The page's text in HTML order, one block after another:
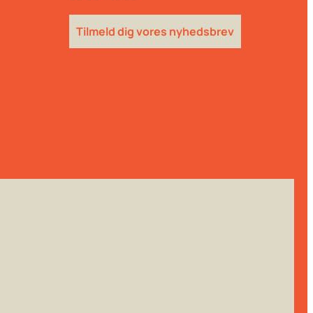
Tilmeld dig vores nyhedsbrev